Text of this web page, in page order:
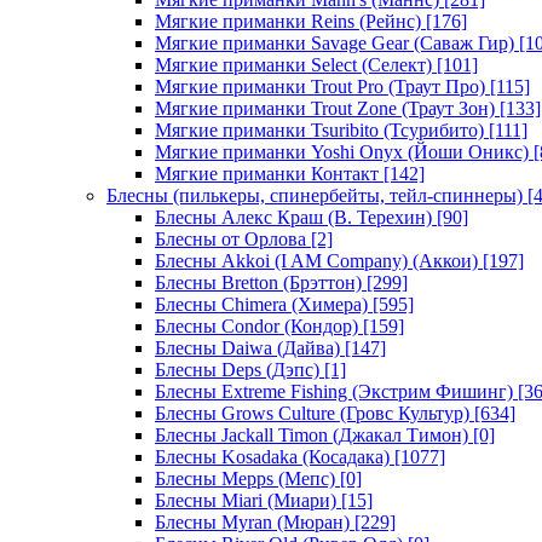
Мягкие приманки Reins (Рейнс) [176]
Мягкие приманки Savage Gear (Саваж Гир)
Мягкие приманки Select (Селект) [101]
Мягкие приманки Trout Pro (Траут Про) [115]
Мягкие приманки Trout Zone (Траут Зон) [133]
Мягкие приманки Tsuribito (Тсурибито) [111]
Мягкие приманки Yoshi Onyx (Йоши Оникс)
Мягкие приманки Контакт [142]
Блесны (пилькеры, спинербейты, тейл-спиннеры)
Блесны Алекс Краш (В. Терехин) [90]
Блесны от Орлова [2]
Блесны Akkoi (I AM Company) (Аккои) [197]
Блесны Bretton (Брэттон) [299]
Блесны Chimera (Химера) [595]
Блесны Condor (Кондор) [159]
Блесны Daiwa (Дайва) [147]
Блесны Deps (Дэпс) [1]
Блесны Extreme Fishing (Экстрим Фишинг)
Блесны Grows Culture (Гровс Культур) [634]
Блесны Jackall Timon (Джакал Тимон) [0]
Блесны Kosadaka (Косадака) [1077]
Блесны Mepps (Мепс) [0]
Блесны Miari (Миари) [15]
Блесны Myran (Мюран) [229]